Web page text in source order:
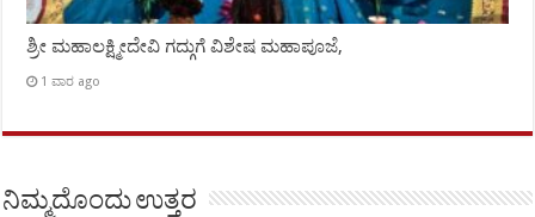
ಶ್ರೀ ಮಹಾಲಕ್ಷ್ಮೀದೇವಿ ಗದ್ಗುಗೆ ವಿಶೇಷ ಮಹಾಪೂಜೆ,
1 ವಾರ ago
ನಿಮ್ಮದೊಂದು ಉತ್ತರ